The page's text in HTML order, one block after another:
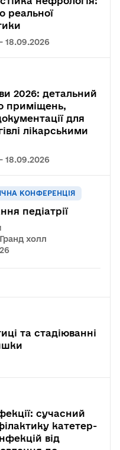
реальної
18.09.2026
2026: детальний
приміщень,
для
лікарськими
18.09.2026
КОНФЕРЕНЦІЯ
педіатрії
холл
та стадіюванні
сучасний
катетер-
від